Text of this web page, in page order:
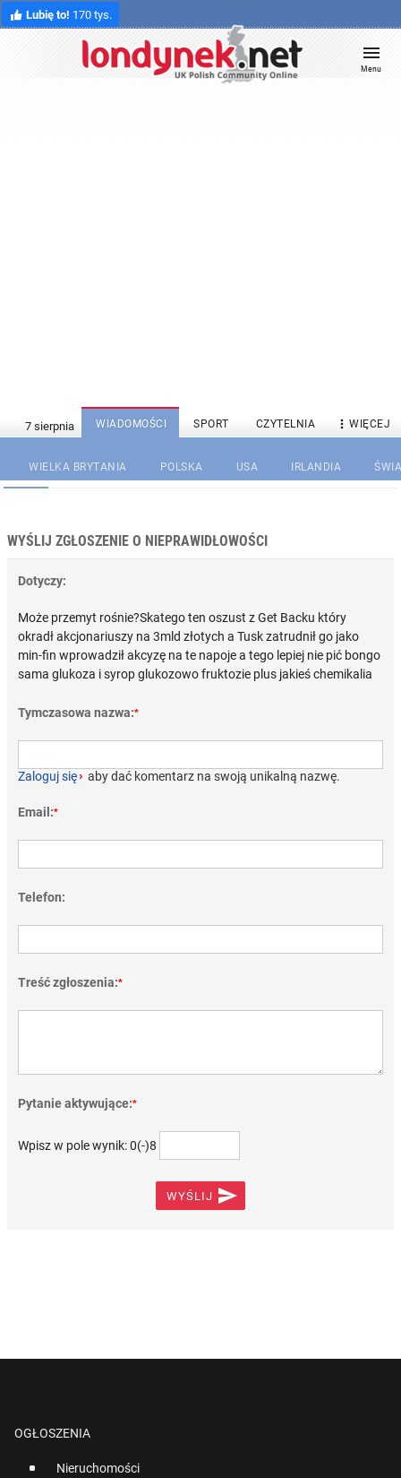
Lubię to! 170 tys.
Menu
WIADOMOŚCI SPORT CZYTELNIA  WIĘCEJ
WIELKA BRYTANIA POLSKA USA IRLANDIA
WYŚLIJ ZGŁOSZENIE O NIEPRAWIDŁOWOŚCI
Dotyczy:
Może przemyt rośnie?Skatego ten oszust z Get Backu który
okradł akcjonariuszy na 3mld złotych a Tusk zatrudnił go jako
min-fin wprowadził akcyzę na te napoje a tego lepiej nie pić bongo
sama glukoza i syrop glukozowo fruktozie plus jakieś chemikalia
Tymczasowa nazwa:*
Zaloguj się› aby dać komentarz na swoją unikalną nazwę.
Email:*
Telefon:
Treść zgłoszenia:*
Pytanie aktywujące:*
Wpisz w pole wynik: 0(-)8
WYŚLIJ 
OGŁOSZENIA
Nieruchomości